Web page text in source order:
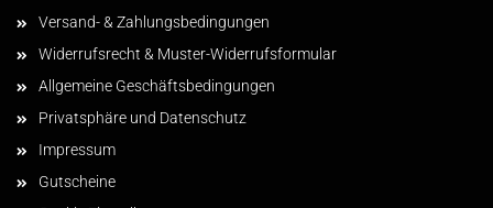
Versand- & Zahlungsbedingungen
Widerrufsrecht & Muster-Widerrufsformular
Allgemeine Geschäftsbedingungen
Privatsphäre und Datenschutz
Impressum
Gutscheine